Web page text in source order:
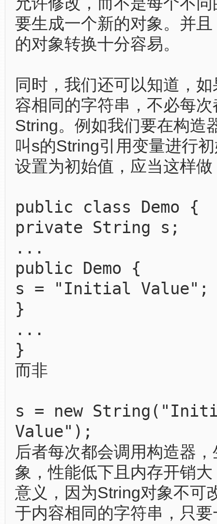
要生成一个新的对象。并
的对象转换十分容易。
同时，我们还可以知道，
容相同的字符串，不必每
String。例如我们要在构造
叫s的String引用变量进行
设置为初始值，应当这样做
public class Demo {
private String s;
...
public Demo {
s = "Initial Value";
}
...
}
而非
s = new
Value");
后者每次都会调用构造器
象，性能低下且内存开销
意义，因为String对象不可
于内容相同的字符串，只